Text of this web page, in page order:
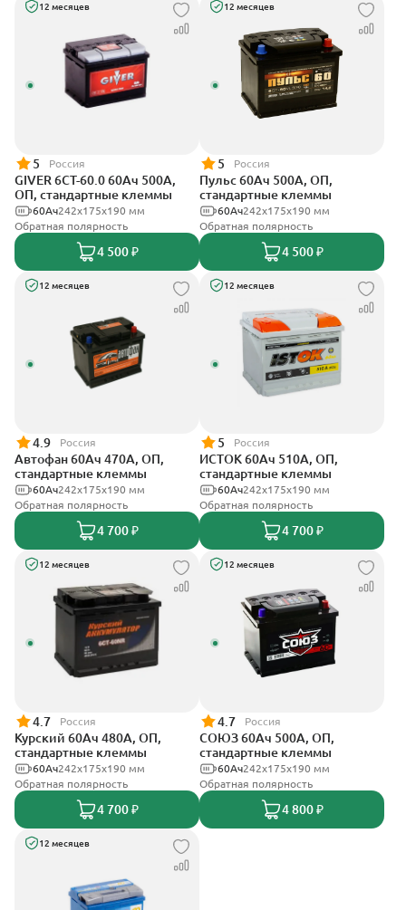
12 месяцев
5 Россия
GIVER 6СТ-60.0 60Ач 500А,
ОП, стандартные клеммы
242х175х190 мм
60Ач
Обратная полярность
4 500 ₽
12 месяцев
5 Россия
Пульс 60Ач 500А, ОП,
стандартные клеммы
242x175x190 мм
60Ач
Обратная полярность
4 500 ₽
12 месяцев
4.9 Россия
Автофан 60Ач 470А, ОП,
стандартные клеммы
242х175х190 мм
60Ач
Обратная полярность
4 700 ₽
12 месяцев
5 Россия
ИСТОК 60Ач 510А, ОП,
стандартные клеммы
242x175x190 мм
60Ач
Обратная полярность
4 700 ₽
12 месяцев
4.7 Россия
Курский 60Ач 480А, ОП,
стандартные клеммы
242x175x190 мм
60Ач
Обратная полярность
4 700 ₽
12 месяцев
4.7 Россия
СОЮЗ 60Ач 500А, ОП,
стандартные клеммы
242x175x190 мм
60Ач
Обратная полярность
4 800 ₽
12 месяцев